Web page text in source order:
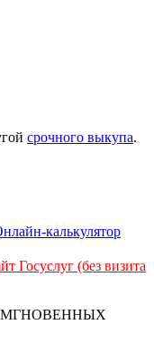
срочного выкупа.
Госуслуг (без визита